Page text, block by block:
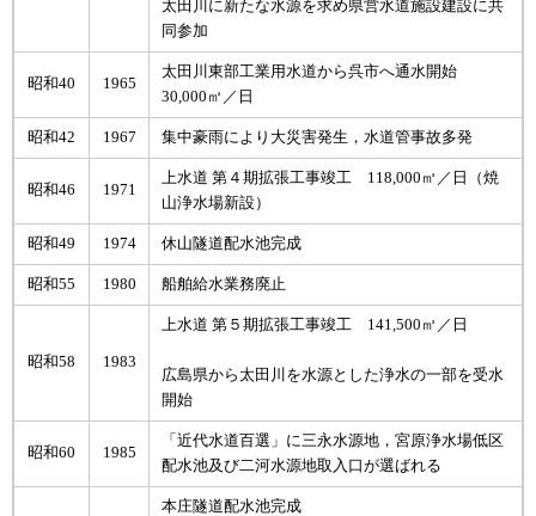
太田川に新たな水源を求め県営水道施設建設に共
同参加
昭和40 1965
太田川東部工業用水道から呉市へ通水開始
30,000㎥／日
昭和42 1967 集中豪雨により大災害発生，水道管事故多発
昭和46 1971
上水道 第４期拡張工事竣工 118,000㎥／日（焼
山浄水場新設）
昭和49 1974 休山隧道配水池完成
昭和55 1980 船舶給水業務廃止
昭和58 1983
上水道 第５期拡張工事竣工 141,500㎥／日
広島県から太田川を水源とした浄水の一部を受水
開始
昭和60 1985
「近代水道百選」に三永水源地，宮原浄水場低区
配水池及び二河水源地取入口が選ばれる
本庄隧道配水池完成